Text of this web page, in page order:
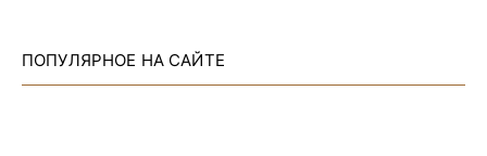
ПОПУЛЯРНОЕ НА САЙТЕ